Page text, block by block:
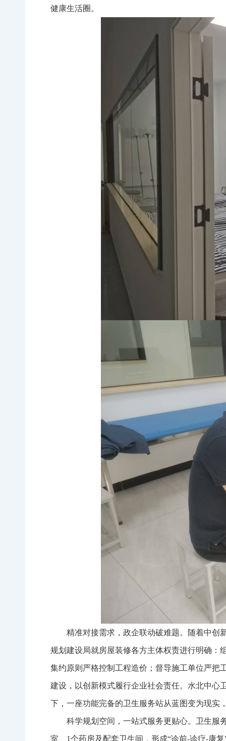
健康生活圈。
精准对接需求，政企联动破难题。随着中创
规划建设局就房屋装修各方主体权责进行明确：
集约原则严格控制工程造价；督导施工单位严把
建设，以创新模式履行企业社会责任。水北中心
下，一座功能完备的卫生服务站从蓝图变为现实
科学规划空间，一站式服务更贴心。卫生服
室、1个药房及配套卫生间，形成“诊前-诊疗-康